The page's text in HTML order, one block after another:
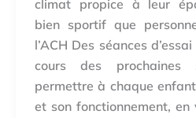
climat propice à leur
bien sportif que
l’ACH Des séances
cours des prochaines
permettre à chaque
et son fonctionnement, en